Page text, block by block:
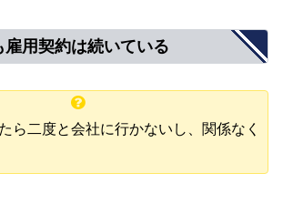
用契約は続いている
ら二度と会社に行かないし、関係なく